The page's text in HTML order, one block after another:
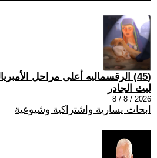
(45) الرقسماليه أعلى مراحل الأمبرياليه... ج١١
ليث الجادر
2026 / 8 / 8
ابحاث يسارية واشتراكية وشيوعية